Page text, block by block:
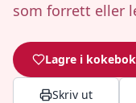
som forrett eller
Lagre i kokebok
Skriv ut